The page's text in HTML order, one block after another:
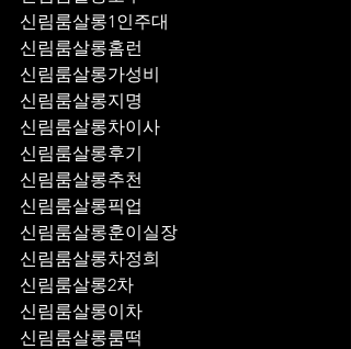
신림룸살롱1인주대
신림룸살롱홈런
신림룸살롱가성비
신림룸살롱지명
신림룸살롱차이사
신림룸살롱후기
신림룸살롱추천
신림룸살롱훈이실장
신림룸살롱차정희
신림룸살롱2차
신림룸살롱이차
신림룸살롱룸떡